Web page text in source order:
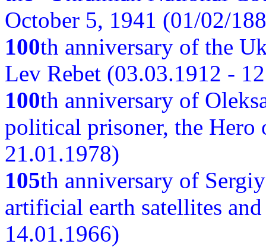
October 5, 1941 (01/02/
100th anniversary of the
Lev Rebet (03.03.1912 -
100th anniversary of
political prisoner, the
21.01.1978)
105th anniversary of
artificial earth satellites
14.01.1966)